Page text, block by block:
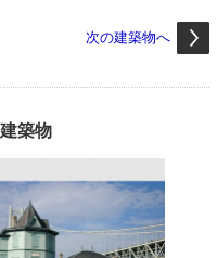
次の建築物へ
築物